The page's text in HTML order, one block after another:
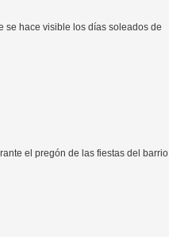
se hace visible los días soleados de
el pregón de las fiestas del barrio